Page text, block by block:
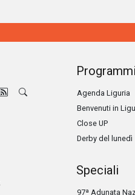
Programmi
Agenda Liguria
Benvenuti in
Close UP
Derby del lunedì
Speciali
97ª Adunata